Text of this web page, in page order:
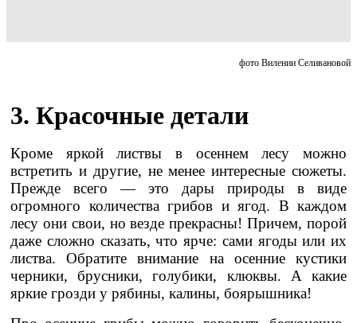
фото Вилении Селивановой
3. Красочные детали
Кроме яркой листвы в осеннем лесу можно
встретить и другие, не менее интересные сюжеты.
Прежде всего — это дары природы в виде
огромного количества грибов и ягод. В каждом
лесу они свои, но везде прекрасны! Причем, порой
даже сложно сказать, что ярче: сами ягоды или их
листва. Обратите внимание на осенние кустики
черники, брусники, голубики, клюквы. А какие
яркие грозди у рябины, калины, боярышника!